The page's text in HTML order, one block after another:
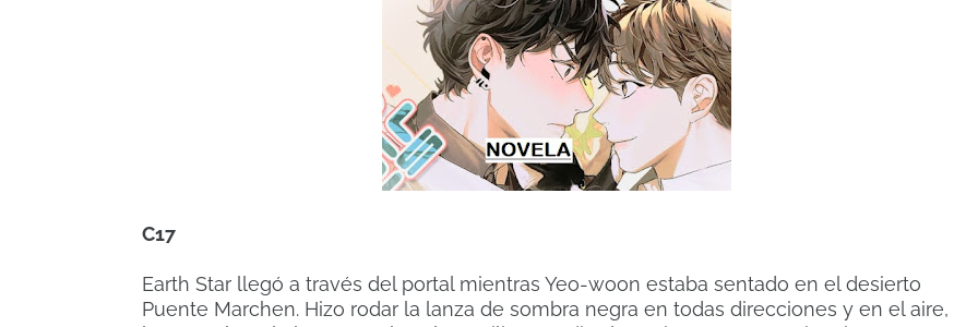
C17
Earth Star llegó a través del portal mientras Yeo-woon estaba sentado en el desierto
Puente Marchen. Hizo rodar la lanza de sombra negra en todas direcciones y en el aire,